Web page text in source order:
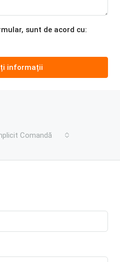
sunt de acord cu:
informații
Comandă